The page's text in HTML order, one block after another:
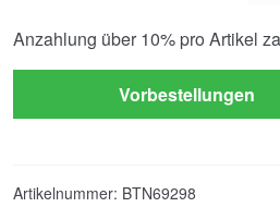
Anzahlung über 10% pro Artikel
Vorbestellungen
Artikelnummer: BTN69298